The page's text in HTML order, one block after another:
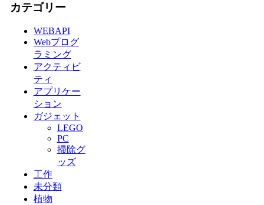
カテゴリー
WEBAPI
Webプログ
ラミング
アクティビ
ティ
アプリケー
ション
ガジェット
LEGO
PC
掃除グ
ッズ
工作
未分類
植物